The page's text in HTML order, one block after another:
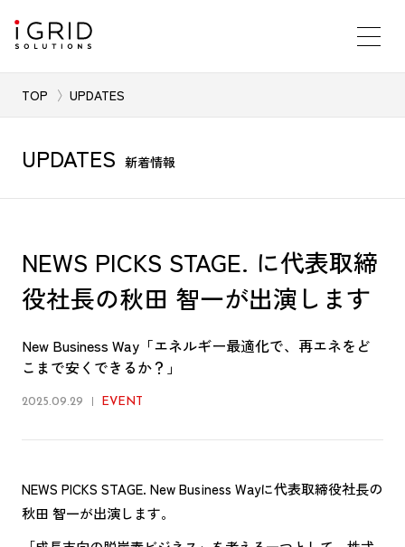
TOP UPDATES
UPDATES 新着情報
NEWS PICKS STAGE. に代表取締
役社長の秋田 智一が出演します
New Business Way「エネルギー最適化で、再エネをど
こまで安くできるか？」
2025.09.29 EVENT
NEWS PICKS STAGE. New Business Wayに代表取締役社長の
秋田 智一が出演します。